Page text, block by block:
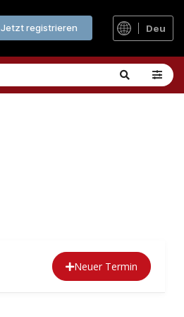
Jetzt registrieren Deu
Neuer Termin